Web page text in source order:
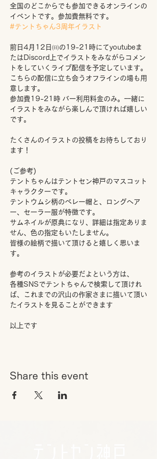
全国のどこからでも参加できるオンラインの
イベントです。参加費無料です。
#テントちゃん3周年イラスト
前日4月12日㈰の19-21時にてyoutubeま
たはDiscord上でイラストをみながらコメン
トをしていくライブ配信を予定しています。
こちらの配信に立ち会うオフラインの場も用
意します。
参加費19-21時 バー利用料金のみ。一緒に
イラストをみながら楽しんで頂ければ嬉しい
です。
たくさんのイラストの投稿をお待ちしており
ます！
(ご参考)
テントちゃんはテントセン神戸のマスコット
キャラクターです。
テントウムシ柄のベレー帽と、ロングヘア
ー、セーラー服が特徴です。
サムネイルが原典になり、詳細は指定ありま
せん、色の指定もいたしません。
皆様の絵柄で描いて頂けると嬉しく思いま
す。
参考のイラストが必要だよという方は、
各種SNSでテントちゃんで検索して頂けれ
ば、これまでの沢山の作家さまに描いて頂い
たイラストを見ることができます
以上です
Share this event